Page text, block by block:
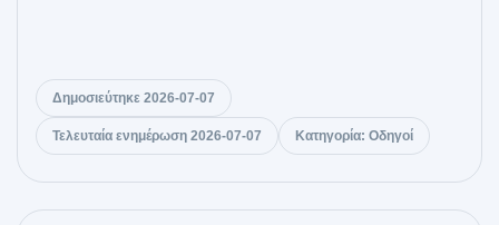
Δημοσιεύτηκε 2026-07-07
Τελευταία ενημέρωση 2026-07-07 Κατηγορία: Οδηγοί